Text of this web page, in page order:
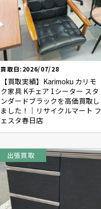
買取日:2026/07/28
【買取実績】Karimoku カリモ
ク家具 Kチェア 1シーター スタ
ンダードブラックを高価買取し
ました！｜リサイクルマート フ
ェスタ春日店
出張買取